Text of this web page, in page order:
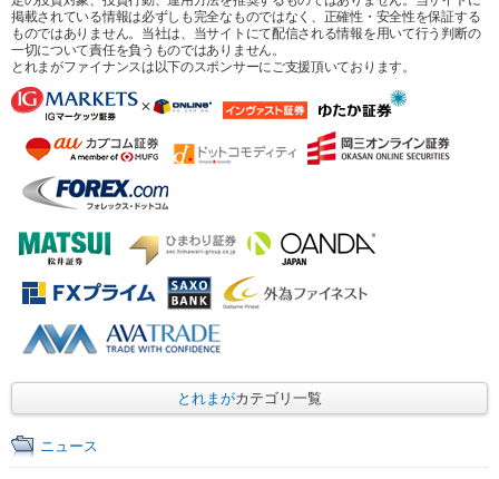
掲載されている情報は必ずしも完全なものではなく、正確性・安全性を保証する
ものではありません。当社は、当サイトにて配信される情報を用いて行う判断の
一切について責任を負うものではありません。
とれまがファイナンスは以下のスポンサーにご支援頂いております。
とれまがカテゴリ一覧
ニュース